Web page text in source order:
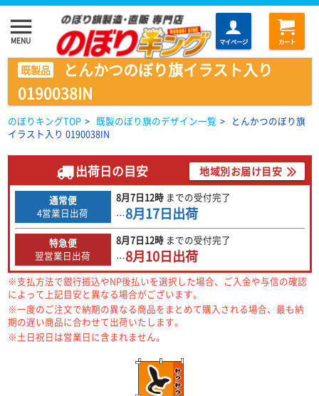
menu
MENU マイページ カート
既製品
とんかつのぼり旗イラスト入り
0190038IN
のぼりキングTOP > 既製のぼり旗のデザイン一覧 > とんかつのぼり旗
イラスト入り 0190038IN
出荷日の目安 地域別お届け目安
通常便
4営業日出荷
8月7日12時 までの受付完了
…8月17日出荷
特急便
翌営業日出荷
8月7日12時 までの受付完了
…8月10日出荷
※支払方法で銀行振込やNP後払いを選択した場合、ご入金や与信の確認
によって上記目安と異なる場合がございます。
※一度のご注文で納期の異なる商品をまとめて購入される場合、最も納
期の遅い商品に合わせて出荷いたします。
※土日祝日は営業日に含まれません。